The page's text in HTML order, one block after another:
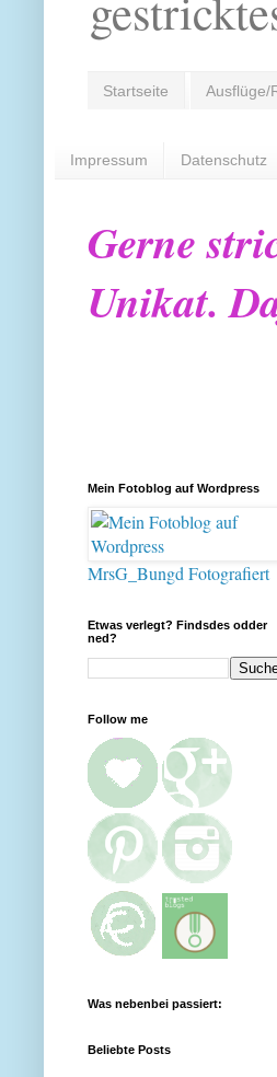
Startseite Ausflüge/
Impressum Datenschutz
Gerne
Unikat.
Mein Fotoblog auf Wordpress
MrsG_Bungd Fotografiert
Etwas verlegt? Findsdes odder
ned?
Follow me
Was nebenbei passiert:
Beliebte Posts